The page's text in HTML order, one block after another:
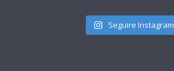
Seguire Instagram